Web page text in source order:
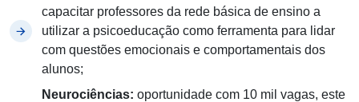
capacitar professores da rede básica de ensino a
utilizar a psicoeducação como ferramenta para lidar
com questões emocionais e comportamentais dos
alunos;
Neurociências: oportunidade com 10 mil vagas, este